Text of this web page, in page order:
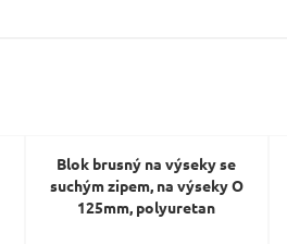
Blok brusný na výseky se
suchým zipem, na výseky O
125mm, polyuretan